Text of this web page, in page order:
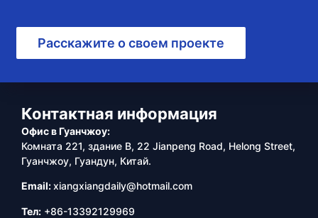
Расскажите о своем проекте
Контактная информация
Офис в Гуанчжоу:
Комната 221, здание B, 22 Jianpeng Road, Helong Street,
Гуанчжоу, Гуандун, Китай.
Email:xiangxiangdaily@hotmail.com
Тел: +86-13392129969